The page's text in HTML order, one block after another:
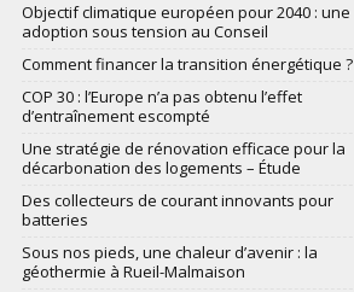
Objectif climatique européen pour 2040 : une
adoption sous tension au Conseil
Comment financer la transition énergétique ?
COP 30 : l’Europe n’a pas obtenu l’effet
d’entraînement escompté
Une stratégie de rénovation efficace pour la
décarbonation des logements – Étude
Des collecteurs de courant innovants pour
batteries
Sous nos pieds, une chaleur d’avenir : la
géothermie à Rueil-Malmaison